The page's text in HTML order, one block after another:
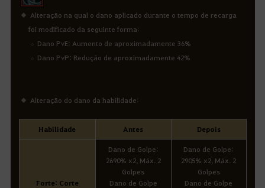
Alteração na qual o dano aplicado durante o tempo de recarga
foi modificado da seguinte forma:
Dano PvE: Aumento de aproximadamente 36%
Dano PvP: Redução de aproximadamente 42%
Alteração do dano da habilidade:
Habilidade Antes Depois
Forte: Corte
Dano de Golpe:
2690% x2, Máx. 2
Golpes
Dano de Golpe
Dano de Golpe:
2905% x2, Máx. 2
Golpes
Dano de Golpe